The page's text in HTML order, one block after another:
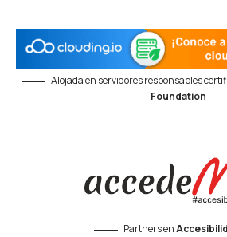
Alojada en servidores responsables
Foundation
Partners en